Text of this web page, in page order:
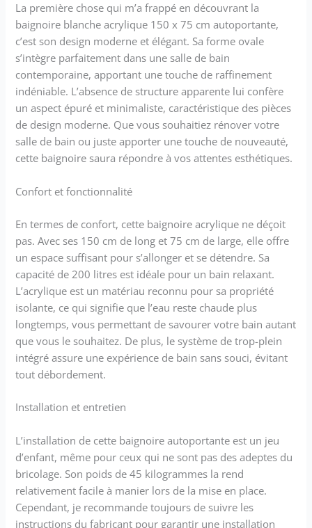
système de trop-plein, 1 x
tuyau de drainage ;
Installation requise
La première chose qui m’a frappé en découvrant la
baignoire blanche acrylique 150 x 75 cm autoportante,
c’est son design moderne et élégant. Sa forme ovale
s’intègre parfaitement dans une salle de bain
contemporaine, apportant une touche de raffinement
indéniable. L’absence de structure apparente lui confère
un aspect épuré et minimaliste, caractéristique des pièces
de design moderne. Que vous souhaitiez rénover votre
salle de bain ou juste apporter une touche de nouveauté,
cette baignoire saura répondre à vos attentes esthétiques.
Confort et fonctionnalité
En termes de confort, cette baignoire acrylique ne déçoit
pas. Avec ses 150 cm de long et 75 cm de large, elle offre
un espace suffisant pour s’allonger et se détendre. Sa
capacité de 200 litres est idéale pour un bain relaxant.
L’acrylique est un matériau reconnu pour sa propriété
isolante, ce qui signifie que l’eau reste chaude plus
longtemps, vous permettant de savourer votre bain autant
que vous le souhaitez. De plus, le système de trop-plein
intégré assure une expérience de bain sans souci, évitant
tout débordement.
Installation et entretien
L’installation de cette baignoire autoportante est un jeu
d’enfant, même pour ceux qui ne sont pas des adeptes du
bricolage. Son poids de 45 kilogrammes la rend
relativement facile à manier lors de la mise en place.
Cependant, je recommande toujours de suivre les
instructions du fabricant pour garantir une installation